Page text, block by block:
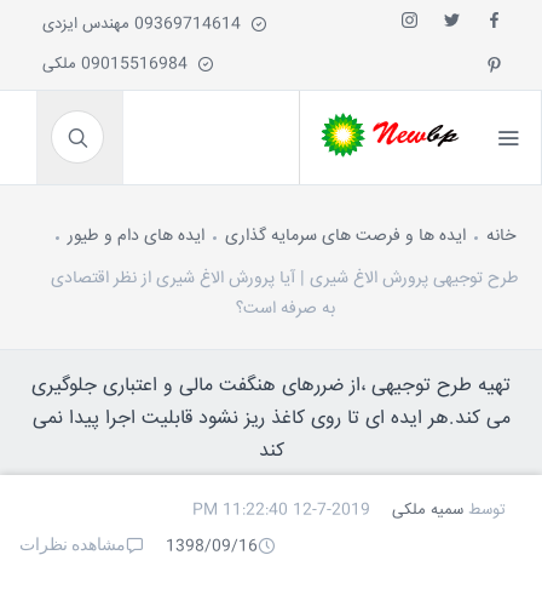
خانه ایده ها و فرصت های سرمایه گذاری
ایده های دام و طیور
طرح توجیهی پرورش الاغ شیری | آیا پرورش الاغ شیری از نظر اقتصادی
به صرفه است؟
تهیه طرح توجیهی ،از ضررهای هنگفت مالی و اعتباری جلوگیری
می کند.هر ایده ای تا روی کاغذ ریز نشود قابلیت اجرا پیدا نمی
کند
توسط سمیه ملکی
12-7-2019 11:22:40 PM
1398/09/16
مشاهده نظرات